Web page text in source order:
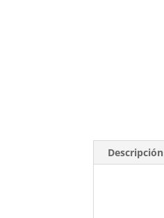
Descripción